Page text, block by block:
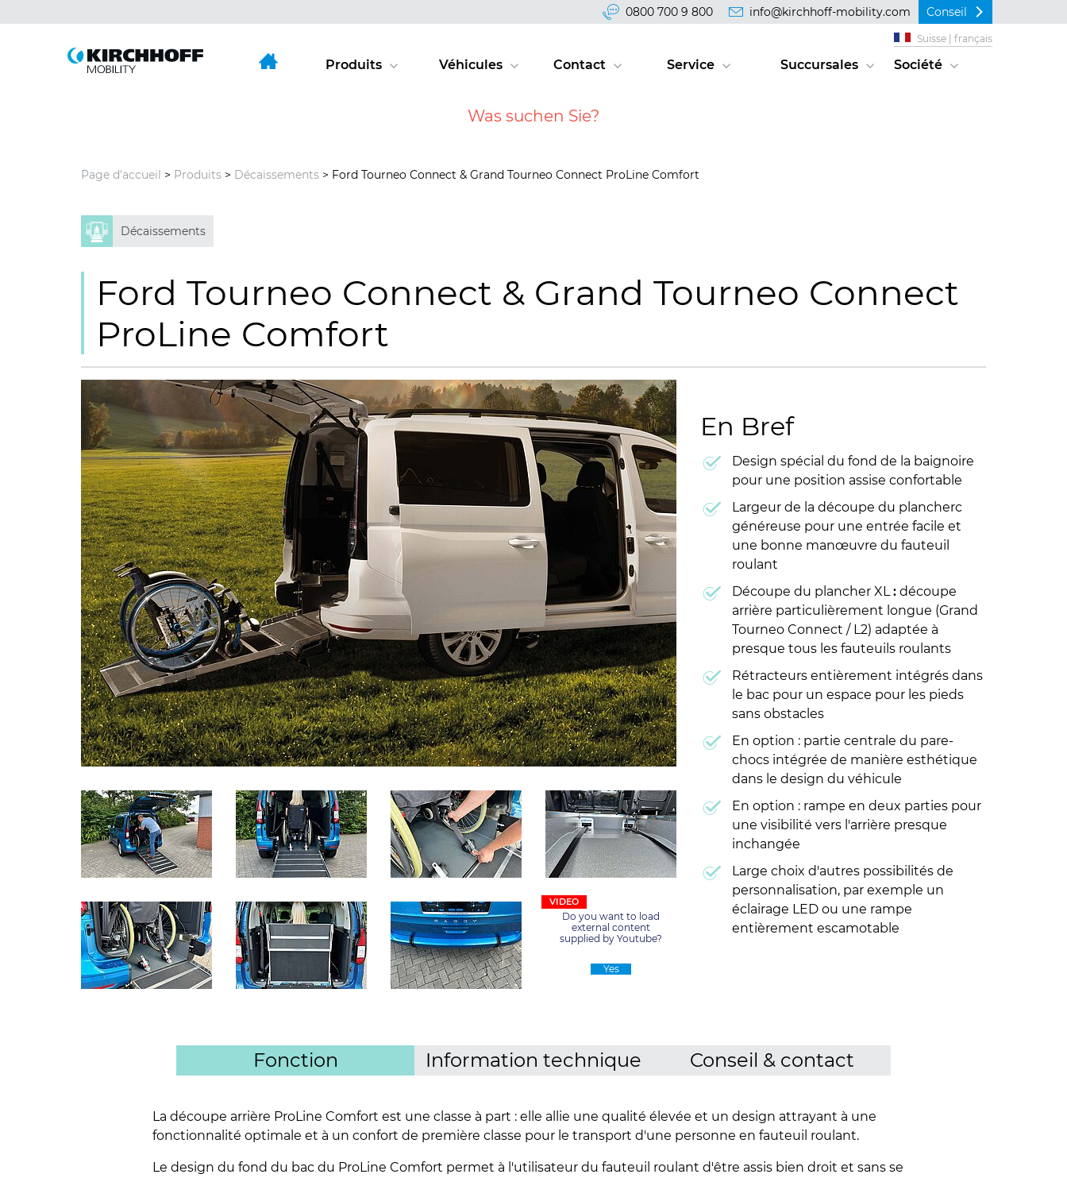
Contenu
0800 700 9 800 info@kirchhoff-mobility.com Conseil
Produits Véhicules Contact Service Succursales Société
Suisse | français
Page d'accueil > Produits > Décaissements > Ford Tourneo Connect & Grand Tourneo Connect ProLine Comfort
Décaissements
Ford Tourneo Connect & Grand Tourneo Connect
ProLine Comfort
Do you want to load
external content
supplied by Youtube?
Yes
En Bref
Design spécial du fond de la baignoire
pour une position assise confortable
Largeur de la découpe du plancherc
généreuse pour une entrée facile et
une bonne manœuvre du fauteuil
roulant
Découpe du plancher XL : découpe
arrière particulièrement longue (Grand
Tourneo Connect / L2) adaptée à
presque tous les fauteuils roulants
Rétracteurs entièrement intégrés dans
le bac pour un espace pour les pieds
sans obstacles
En option : partie centrale du pare-
chocs intégrée de manière esthétique
dans le design du véhicule
En option : rampe en deux parties pour
une visibilité vers l'arrière presque
inchangée
Large choix d'autres possibilités de
personnalisation, par exemple un
éclairage LED ou une rampe
entièrement escamotable
Fonction Information technique Conseil & contact
La découpe arrière ProLine Comfort est une classe à part : elle allie une qualité élevée et un design attrayant à une
fonctionnalité optimale et à un confort de première classe pour le transport d'une personne en fauteuil roulant.
Le design du fond du bac du ProLine Comfort permet à l'utilisateur du fauteuil roulant d'être assis bien droit et sans se